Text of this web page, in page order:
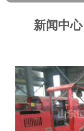
新闻中心